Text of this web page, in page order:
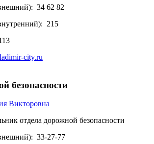
34 62 82
215
city.ru
безопасности
Викторовна
отдела дорожной безопасности
33-27-77